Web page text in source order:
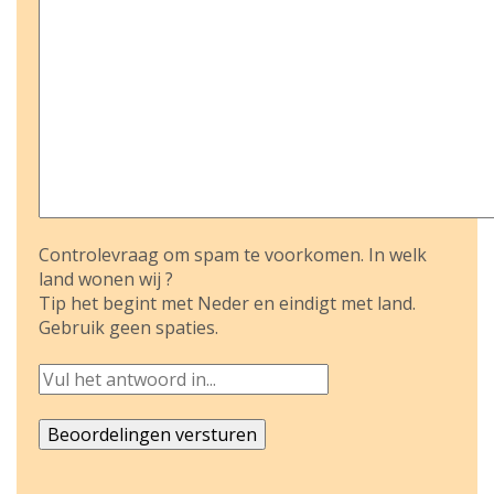
Controlevraag om spam te voorkomen. In welk
land wonen wij ?
Tip het begint met Neder en eindigt met land.
Gebruik geen spaties.